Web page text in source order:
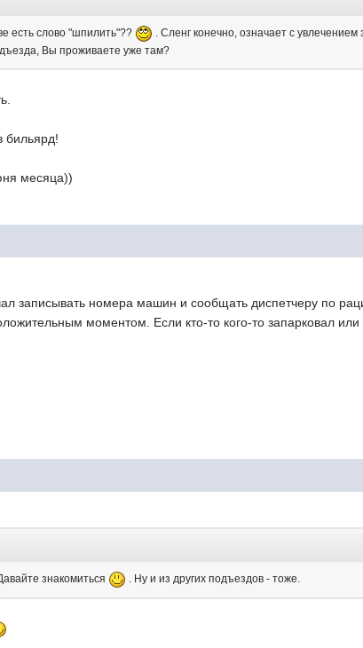
есть слово "шпилить"??
. Сленг конечно, означает с
Вы проживаете уже там?
месяца))
записывать номера машин и сообщать диспетчеру по
моментом. Если кто-то кого-то запарковал
знакомиться . Ну и из других подъездов - тоже.